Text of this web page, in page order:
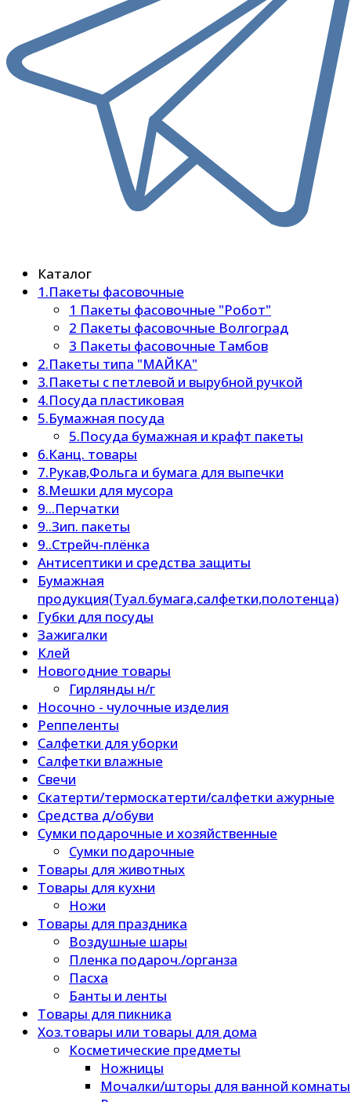
Каталог
1.Пакеты фасовочные
1 Пакеты фасовочные "Робот"
2 Пакеты фасовочные Волгоград
3 Пакеты фасовочные Тамбов
2.Пакеты типа "МАЙКА"
3.Пакеты с петлевой и вырубной ручкой
4.Посуда пластиковая
5.Бумажная посуда
5.Посуда бумажная и крафт пакеты
6.Канц. товары
7.Рукав,Фольга и бумага для выпечки
8.Мешки для мусора
9...Перчатки
9..Зип. пакеты
9..Стрейч-плёнка
Антисептики и средства защиты
Бумажная
продукция(Туал.бумага,салфетки,полотенца)
Губки для посуды
Зажигалки
Клей
Новогодние товары
Гирлянды н/г
Носочно - чулочные изделия
Реппеленты
Салфетки для уборки
Салфетки влажные
Свечи
Скатерти/термоскатерти/салфетки ажурные
Средства д/обуви
Сумки подарочные и хозяйственные
Сумки подарочные
Товары для животных
Товары для кухни
Ножи
Товары для праздника
Воздушные шары
Пленка подароч./органза
Пасха
Банты и ленты
Товары для пикника
Хоз.товары или товары для дома
Косметические предметы
Ножницы
Мочалки/шторы для ванной комнаты